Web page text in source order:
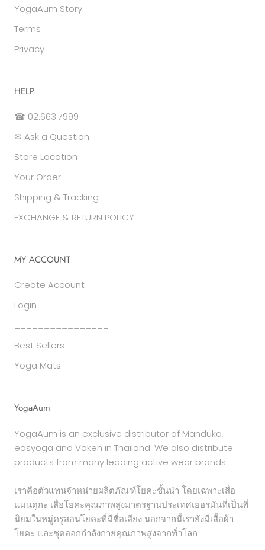
YogaAum Story
Terms
Privacy
HELP
☎ 02.663.7999
✉ Ask a Question
Store Location
Your Order
Shipping & Tracking
EXCHANGE & RETURN POLICY
MY ACCOUNT
Create Account
Login
Best Sellers
Yoga Mats
YogaAum
YogaAum is an exclusive distributor of Manduka,
easyoga and Vaken in Thailand. We also distribute
products from many leading active wear brands.
เราคือตัวแทนจำหน่ายผลิตภัณฑ์โยคะชั้นนำ โดยเฉพาะเสื่อ
แมนดูกะ เสื่อโยคะคุณภาพสูงมาตรฐานประเทศเยอรมันที่เป็นที่
นิยมในหมู่ครูสอนโยคะที่มีชื่อเสียง นอกจากนี้เรายังมีเสื้อผ้า
โยคะ และชุดออกกำลังกายคุณภาพสูงจากทั่วโลก